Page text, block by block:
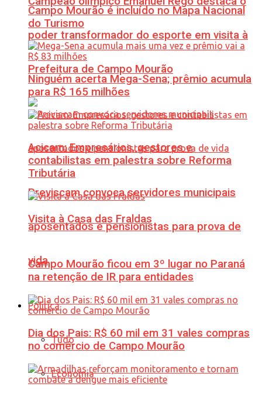
poder transformador do esporte em visita à
Prefeitura de Campo Mourão
Previscam convoca servidores municipais
aposentados e pensionistas para prova de
vida
Política
Tudo
Economia
Campo Mourão é incluído no Mapa Nacional
do Turismo
Ninguém acerta Mega-Sena; prêmio acumula
para R$ 165 milhões
Acicam: Empresários, gestores e
contabilistas em palestra sobre Reforma
Tributária
Visita à Casa das Fraldas
Campo Mourão ficou em 3º lugar no Paraná
na retenção de IR para entidades
Dia dos Pais: R$ 60 mil em 31 vales compras
no comércio de Campo Mourão